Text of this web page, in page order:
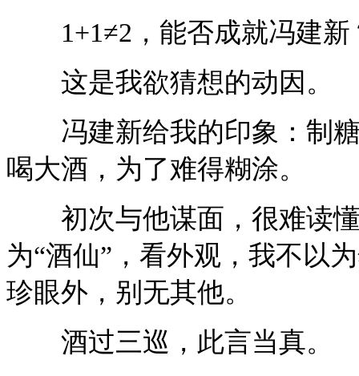
1+1≠2，能否成就冯建新
这是我欲猜想的动因。
冯建新给我的印象：制糖
喝大酒，为了难得糊涂。
初次与他谋面，很难读懂
为“酒仙”，看外观，我不以
珍眼外，别无其他。
酒过三巡，此言当真。